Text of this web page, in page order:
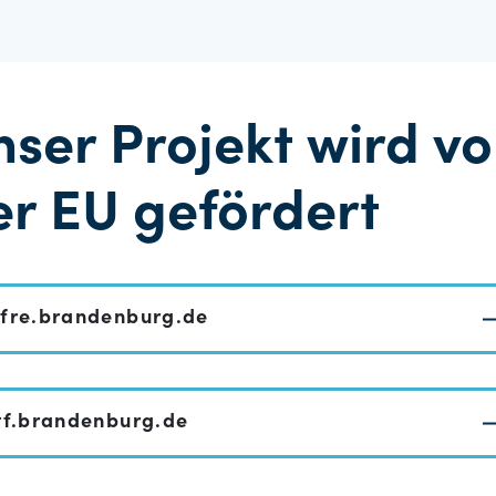
Projekt wird
EU gefördert